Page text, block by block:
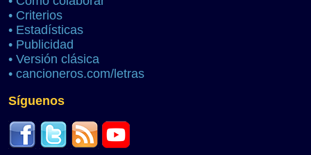
• Criterios
• Estadísticas
• Publicidad
• Versión clásica
• cancioneros.com/letras
Síguenos